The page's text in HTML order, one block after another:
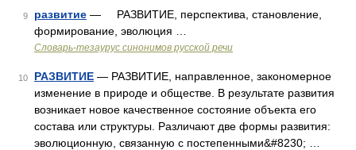
9 развитие — РАЗВИТИЕ, перспектива, становление,
формирование, эволюция …
Словарь-тезаурус синонимов русской речи
10 РАЗВИТИЕ — РАЗВИТИЕ, направленное, закономерное
изменение в природе и обществе. В результате развития
возникает новое качественное состояние объекта его
состава или структуры. Различают две формы развития:
эволюционную, связанную с постепенными&#8230; …